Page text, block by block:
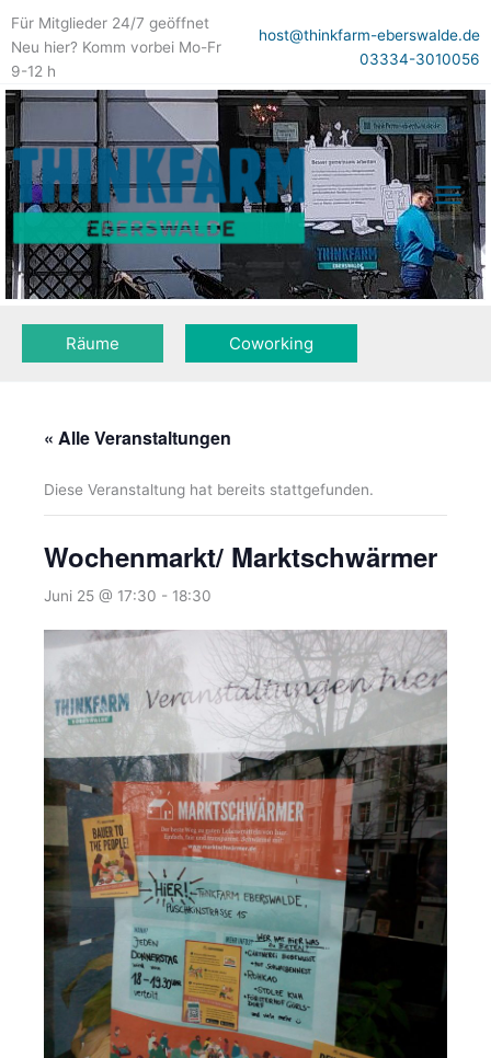
Für Mitglieder 24/7 geöffnet
Neu hier? Komm vorbei Mo-Fr
9-12 h
host@thinkfarm-eberswalde.de
03334-3010056
Räume Coworking
« Alle Veranstaltungen
Diese Veranstaltung hat bereits stattgefunden.
Wochenmarkt/ Marktschwärmer
Juni 25 @ 17:30 - 18:30